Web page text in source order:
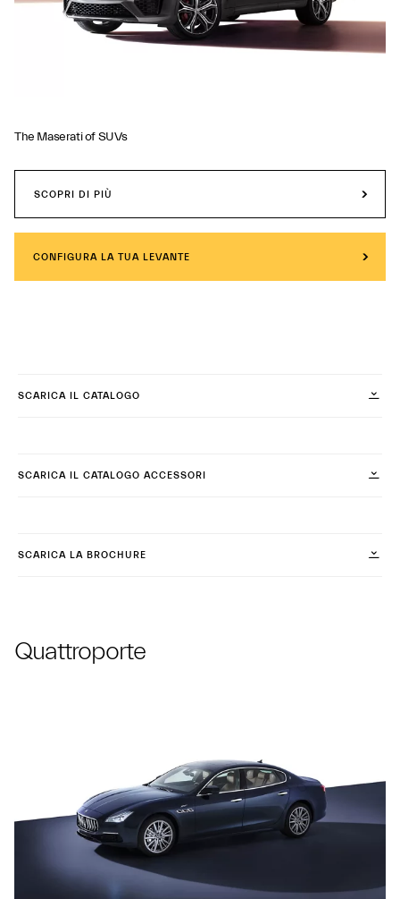
The Maserati of SUVs
SCOPRI DI PIÙ
CONFIGURA LA TUA LEVANTE
SCARICA IL CATALOGO
SCARICA IL CATALOGO ACCESSORI
SCARICA LA BROCHURE
Quattroporte